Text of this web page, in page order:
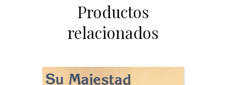
Productos
relacionados